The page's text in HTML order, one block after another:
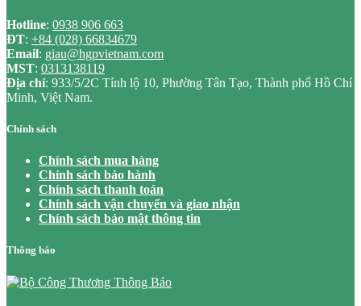
Hotline: 0938 906 663
ĐT: +84 (028) 66834679
Email: giau@hgpvietnam.com
MST: 0313138119
Địa chỉ: 933/5/2C Tỉnh lộ 10, Phường Tân Tạo, Thành phố Hồ Chí
Minh, Việt Nam.
Chính sách
Chính sách mua hàng
Chính sách bảo hành
Chính sách thanh toán
Chính sách vận chuyển và giao nhận
Chính sách bảo mật thông tin
Thông báo